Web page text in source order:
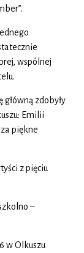
wspólnej
zdobyły
Emilii
piękne
z pięciu
–
w Olkuszu